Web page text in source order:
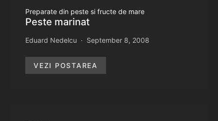
Preparate din peste si fructe de mare
Peste marinat
Eduard Nedelcu September 8, 2008
VEZI POSTAREA